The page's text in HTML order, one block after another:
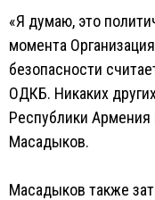
«Я думаю, это
момента
безопасности
ОДКБ. Никаких
Республики Армения
Масадыков.
Масадыков также